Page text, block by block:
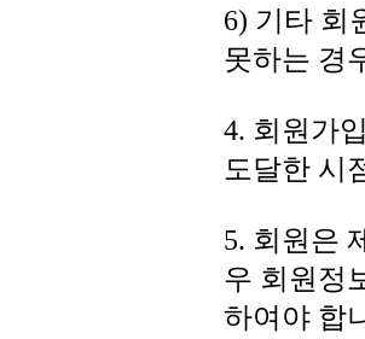
6) 기타 회
못하는 경
4. 회원가
도달한 시
5. 회원은
우 회원정
하여야 합